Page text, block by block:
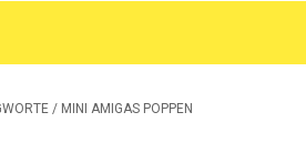
/ MINI AMIGAS POPPEN